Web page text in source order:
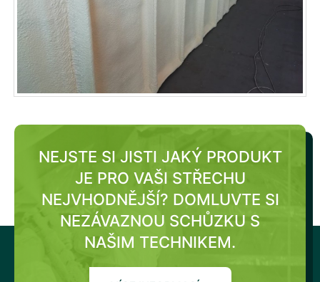
NEJSTE SI JISTI JAKÝ PRODUKT
JE PRO VAŠI STŘECHU
NEJVHODNĚJŠÍ? DOMLUVTE SI
NEZÁVAZNOU SCHŮZKU S
NAŠIM TECHNIKEM.